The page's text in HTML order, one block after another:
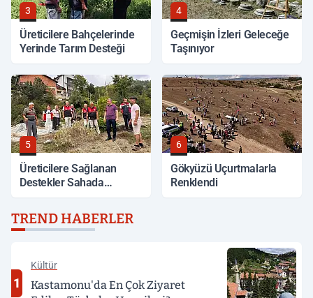
3
Üreticilere Bahçelerinde
Yerinde Tarım Desteği
4
Geçmişin İzleri Geleceğe
Taşınıyor
5
Üreticilere Sağlanan
Destekler Sahada
6
Gökyüzü Uçurtmalarla
Renklendi
TREND HABERLER
1
Kültür
Kastamonu'da En Çok Ziyaret